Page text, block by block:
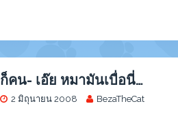
ก็คน- เอ๊ย หมามันเบื่อนี่…
2 มิถุนายน 2008 BezaTheCat